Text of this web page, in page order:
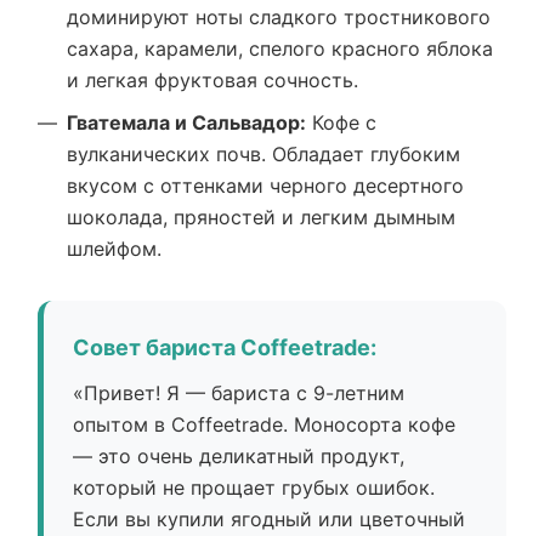
доминируют ноты сладкого тростникового
сахара, карамели, спелого красного яблока
и легкая фруктовая сочность.
Гватемала и Сальвадор: Кофе с
вулканических почв. Обладает глубоким
вкусом с оттенками черного десертного
шоколада, пряностей и легким дымным
шлейфом.
Совет бариста Coffeetrade:
«Привет! Я — бариста с 9-летним
опытом в Coffeetrade. Моносорта кофе
— это очень деликатный продукт,
который не прощает грубых ошибок.
Если вы купили ягодный или цветочный